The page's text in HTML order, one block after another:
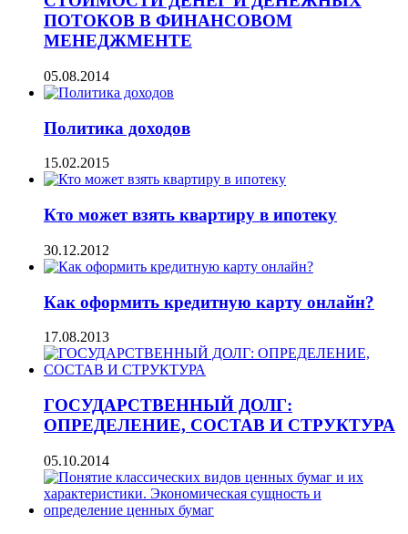
ПОТОКОВ В ФИНАНСОВОМ
МЕНЕДЖМЕНТЕ
05.08.2014
Политика доходов
15.02.2015
Кто может взять квартиру в ипотеку
30.12.2012
Как оформить кредитную карту онлайн?
17.08.2013
ГОСУДАРСТВЕННЫЙ ДОЛГ:
ОПРЕДЕЛЕНИЕ, СОСТАВ И СТРУКТУРА
05.10.2014